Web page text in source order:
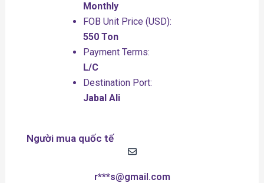
Monthly
FOB Unit Price (USD):
550 Ton
Payment Terms:
L/C
Destination Port:
Jabal Ali
Người mua quốc tế
r***s@gmail.com